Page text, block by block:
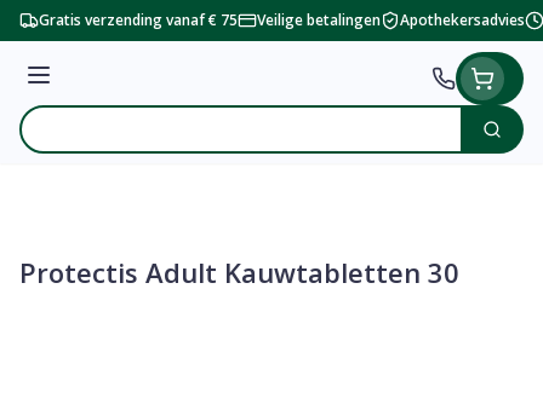
Ga naar de inhoud
Gratis verzending vanaf € 75 Veilige betalingen Apothekersadvies
Menu
Product, merk, categorie...
Zoek
Protectis Adult Kauwtabletten 30